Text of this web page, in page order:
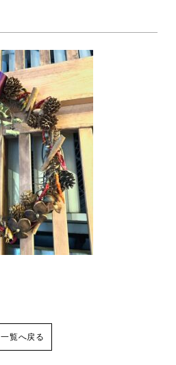
一覧へ戻る